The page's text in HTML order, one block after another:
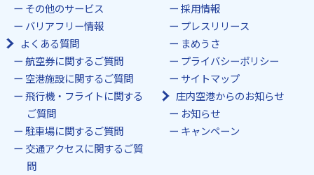
その他のサービス
バリアフリー情報
よくある質問
航空券に関するご質問
空港施設に関するご質問
飛行機・フライトに関する
ご質問
駐車場に関するご質問
交通アクセスに関するご質
問
採用情報
プレスリリース
まめうさ
プライバシーポリシー
サイトマップ
庄内空港からのお知らせ
お知らせ
キャンペーン